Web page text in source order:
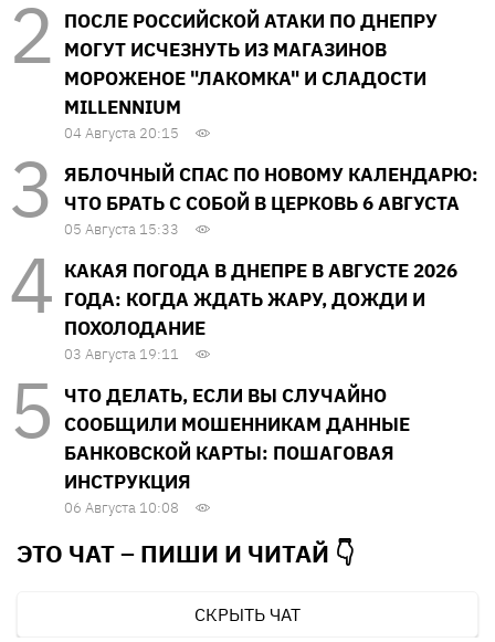
ПОСЛЕ РОССИЙСКОЙ АТАКИ ПО ДНЕПРУ
МОГУТ ИСЧЕЗНУТЬ ИЗ МАГАЗИНОВ
МОРОЖЕНОЕ "ЛАКОМКА" И СЛАДОСТИ
MILLENNIUM
04 Августа 20:15
ЯБЛОЧНЫЙ СПАС ПО НОВОМУ КАЛЕНДАРЮ:
ЧТО БРАТЬ С СОБОЙ В ЦЕРКОВЬ 6 АВГУСТА
05 Августа 15:33
КАКАЯ ПОГОДА В ДНЕПРЕ В АВГУСТЕ 2026
ГОДА: КОГДА ЖДАТЬ ЖАРУ, ДОЖДИ И
ПОХОЛОДАНИЕ
03 Августа 19:11
ЧТО ДЕЛАТЬ, ЕСЛИ ВЫ СЛУЧАЙНО
СООБЩИЛИ МОШЕННИКАМ ДАННЫЕ
БАНКОВСКОЙ КАРТЫ: ПОШАГОВАЯ
ИНСТРУКЦИЯ
06 Августа 10:08
ЭТО ЧАТ – ПИШИ И ЧИТАЙ 👇
СКРЫТЬ ЧАТ